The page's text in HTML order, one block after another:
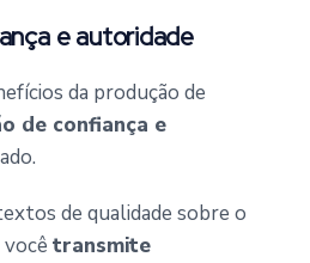
e autoridade
da produção de
de confiança e
de qualidade sobre o
transmite